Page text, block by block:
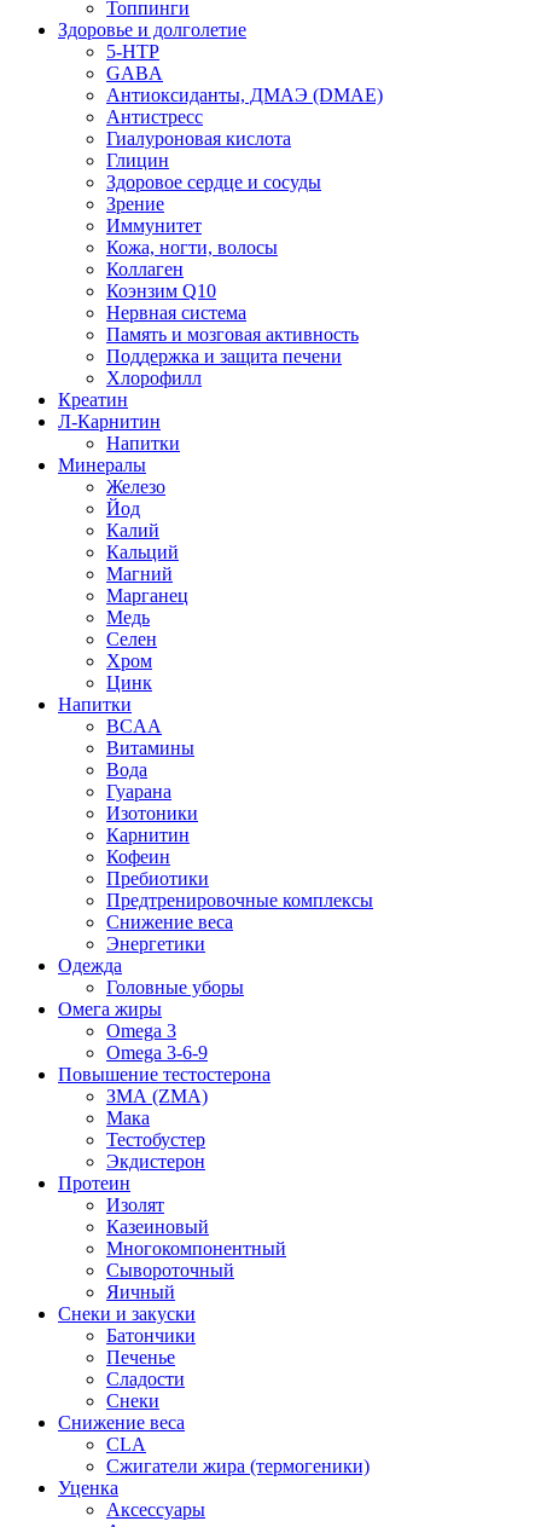
Топпинги
Здоровье и долголетие
5-HTP
GABA
Антиоксиданты, ДМАЭ (DMAE)
Антистресс
Гиалуроновая кислота
Глицин
Здоровое сердце и сосуды
Зрение
Иммунитет
Кожа, ногти, волосы
Коллаген
Коэнзим Q10
Нервная система
Память и мозговая активность
Поддержка и защита печени
Хлорофилл
Креатин
Л-Карнитин
Напитки
Минералы
Железо
Йод
Калий
Кальций
Магний
Марганец
Медь
Селен
Хром
Цинк
Напитки
BCAA
Витамины
Вода
Гуарана
Изотоники
Карнитин
Кофеин
Пребиотики
Предтренировочные комплексы
Снижение веса
Энергетики
Одежда
Головные уборы
Омега жиры
Omega 3
Omega 3-6-9
Повышение тестостерона
ЗМА (ZMA)
Мака
Тестобустер
Экдистерон
Протеин
Изолят
Казеиновый
Многокомпонентный
Сывороточный
Яичный
Снеки и закуски
Батончики
Печенье
Сладости
Снеки
Снижение веса
CLA
Сжигатели жира (термогеники)
Уценка
Аксессуары